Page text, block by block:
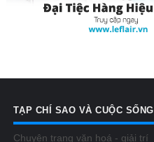
TẠP CHÍ SAO VÀ CUỘC SỐNG
Chuyên trang văn hoá - giải trí